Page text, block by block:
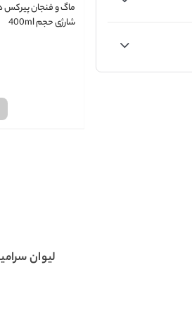
ماگ و فنجان پیرکس
شارژی حجم 400ml
لیوان